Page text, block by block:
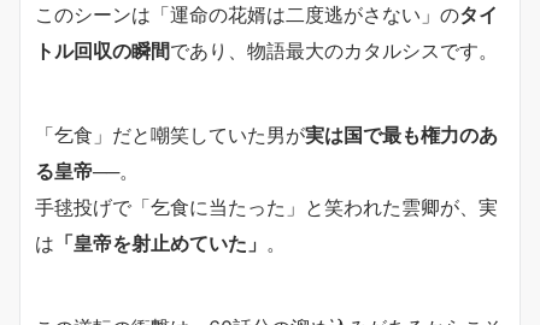
このシーンは「運命の花婿は二度逃がさない」のタイ
トル回収の瞬間であり、物語最大のカタルシスです。
「乞食」だと嘲笑していた男が実は国で最も権力のあ
る皇帝──。
手毬投げで「乞食に当たった」と笑われた雲卿が、実
は 「皇帝を射止めていた」 。